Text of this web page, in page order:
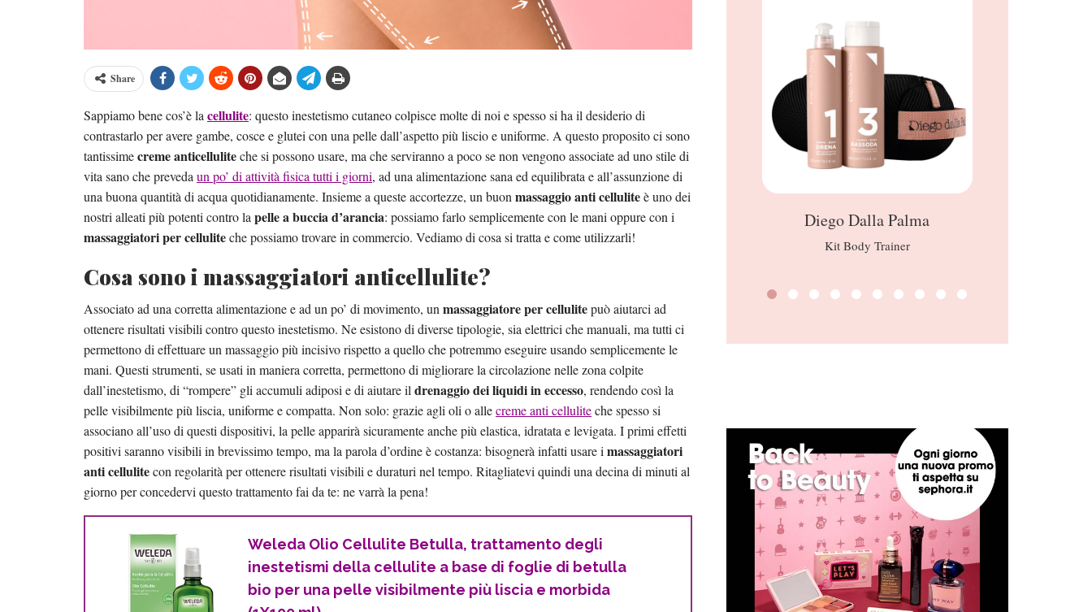
Share
Sappiamo bene cos’è la cellulite: questo inestetismo cutaneo colpisce molte di noi e spesso si ha il desiderio di
contrastarlo per avere gambe, cosce e glutei con una pelle dall’aspetto più liscio e uniforme. A questo proposito ci sono
tantissimecreme anticelluliteche si possono usare, ma che serviranno a poco se non vengono associate ad uno stile di
vita sano che preveda un po’ di attività fisica tutti i giorni, ad una alimentazione sana ed equilibrata e all’assunzione di
una buona quantità di acqua quotidianamente. Insieme a queste accortezze, un buon massaggio anti celluliteè uno dei
nostri alleati più potenti contro la pelle a buccia d’arancia: possiamo farlo semplicemente con le mani oppure con i
massaggiatori per celluliteche possiamo trovare in commercio. Vediamo di cosa si tratta e come utilizzarli!
Cosa sono i massaggiatori anticellulite?
Associato ad una corretta alimentazione e ad un po’ di movimento, un massaggiatore per cellulitepuò aiutarci ad
ottenere risultati visibili contro questo inestetismo. Ne esistono di diverse tipologie, sia elettrici che manuali, ma tutti ci
permettono di effettuare un massaggio più incisivo rispetto a quello che potremmo eseguire usando semplicemente le
mani. Questi strumenti, se usati in maniera corretta, permettono di migliorare la circolazione nelle zona colpite
dall’inestetismo, di “rompere” gli accumuli adiposi e di aiutare il drenaggio dei liquidi in eccesso, rendendo così la
pelle visibilmente più liscia, uniforme e compatta. Non solo: grazie agli oli o allecreme anti celluliteche spesso si
associano all’uso di questi dispositivi, la pelle apparirà sicuramente anche più elastica, idratata e levigata. I primi effetti
positivi saranno visibili in brevissimo tempo, ma la parola d’ordine è costanza: bisognerà infatti usare i massaggiatori
anti cellulitecon regolarità per ottenere risultati visibili e duraturi nel tempo. Ritagliatevi quindi una decina di minuti al
giorno per concedervi questo trattamento fai da te: ne varrà la pena!
Weleda Olio Cellulite Betulla, trattamento degli
inestetismi della cellulite a base di foglie di betulla
bio per una pelle visibilmente più liscia e morbida
Diego Dalla Palma
Kit Body Trainer